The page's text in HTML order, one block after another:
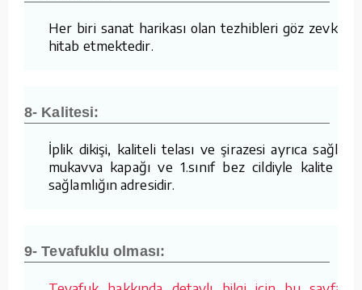
Her biri sanat harikası olan tezhibleri göz zevkine
hitab etmektedir.
8- Kalitesi:
İplik dikişi, kaliteli telası ve şirazesi ayrıca sağlam
mukavva kapağı ve 1.sınıf bez cildiyle kalite ve
sağlamlığın adresidir.
9- Tevafuklu olması: